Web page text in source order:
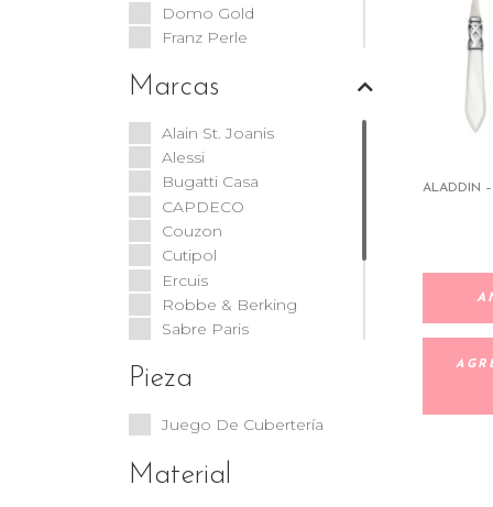
Domo Gold
Franz Perle
Gio
Glamour
Goa
Gustave
Julia
Linear
Melodia
Moon
Nature
Oxford
Riva
Siena
Velvet
Marcas
Alain St. Joanis
Alessi
Bugatti Casa
CAPDECO
Couzon
Cutipol
Ercuis
Robbe & Berking
Sabre Paris
St. James
Vista Alegre
Pieza
Juego De Cubertería
Material
ALADDIN –